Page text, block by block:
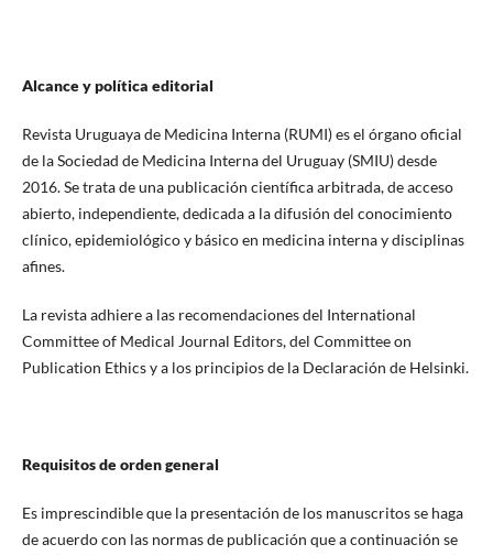
Alcance y política editorial
Revista Uruguaya de Medicina Interna (RUMI) es el órgano oficial
de la Sociedad de Medicina Interna del Uruguay (SMIU) desde
2016. Se trata de una publicación científica arbitrada, de acceso
abierto, independiente, dedicada a la difusión del conocimiento
clínico, epidemiológico y básico en medicina interna y disciplinas
afines.
La revista adhiere a las recomendaciones del International
Committee of Medical Journal Editors, del Committee on
Publication Ethics y a los principios de la Declaración de Helsinki.
Requisitos de orden general
Es imprescindible que la presentación de los manuscritos se haga
de acuerdo con las normas de publicación que a continuación se